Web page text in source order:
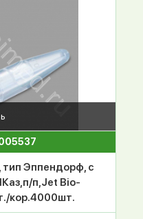
тип Эппендорф, с
п,Jet Bio-
кор.4000шт.